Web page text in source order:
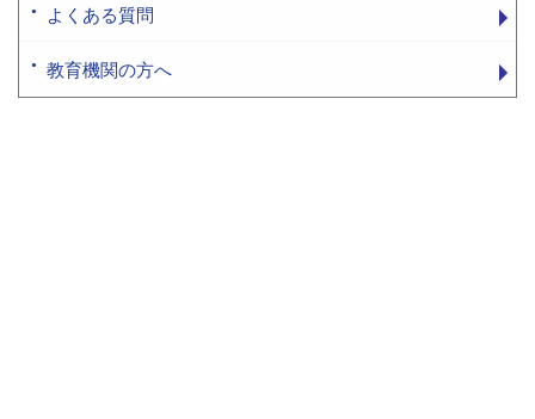
よくある質問
教育機関の方へ